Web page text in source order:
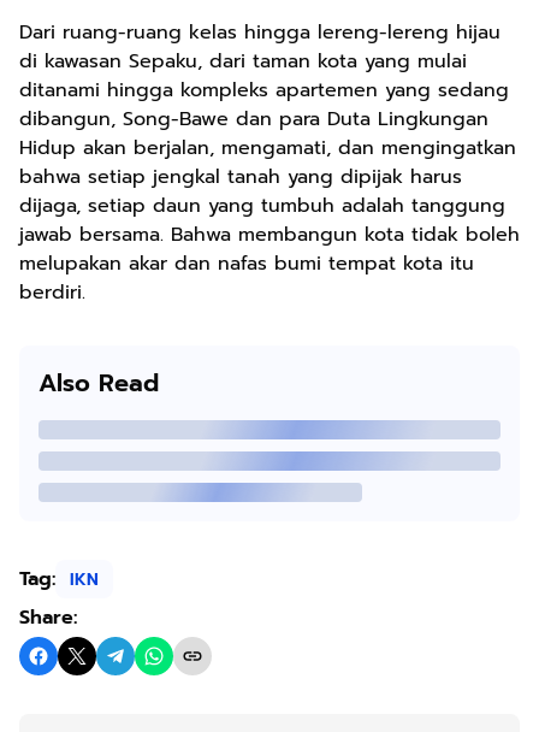
Dari ruang-ruang kelas hingga lereng-lereng hijau
di kawasan Sepaku, dari taman kota yang mulai
ditanami hingga kompleks apartemen yang sedang
dibangun, Song-Bawe dan para Duta Lingkungan
Hidup akan berjalan, mengamati, dan mengingatkan
bahwa setiap jengkal tanah yang dipijak harus
dijaga, setiap daun yang tumbuh adalah tanggung
jawab bersama. Bahwa membangun kota tidak boleh
melupakan akar dan nafas bumi tempat kota itu
berdiri.
Also Read
Tag: IKN
Share: